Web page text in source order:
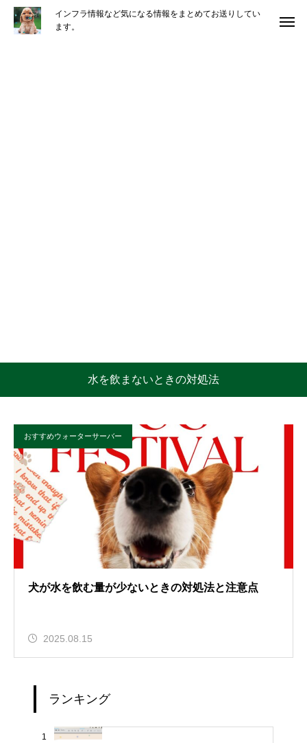
インフラ情報など気になる情報をまとめてお送りしてい
ます。
水を飲まないときの対処法
おすすめウォーターサーバー
犬が水を飲む量が少ないときの対処法と注意点
2025.08.15
ランキング
1